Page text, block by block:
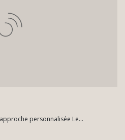
personnalisée Le...